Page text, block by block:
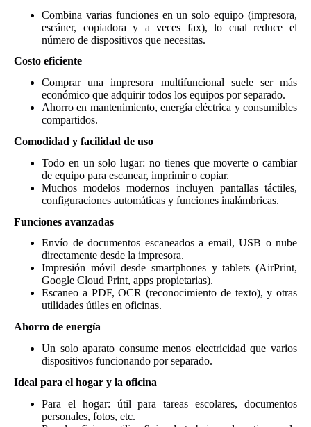
Combina varias funciones en un solo equipo (impresora,
escáner, copiadora y a veces fax), lo cual reduce el
número de dispositivos que necesitas.
Costo eficiente
Comprar una impresora multifuncional suele ser más
económico que adquirir todos los equipos por separado.
Ahorro en mantenimiento, energía eléctrica y consumibles
compartidos.
Comodidad y facilidad de uso
Todo en un solo lugar: no tienes que moverte o cambiar
de equipo para escanear, imprimir o copiar.
Muchos modelos modernos incluyen pantallas táctiles,
configuraciones automáticas y funciones inalámbricas.
Funciones avanzadas
Envío de documentos escaneados a email, USB o nube
directamente desde la impresora.
Impresión móvil desde smartphones y tablets (AirPrint,
Google Cloud Print, apps propietarias).
Escaneo a PDF, OCR (reconocimiento de texto), y otras
utilidades útiles en oficinas.
Ahorro de energía
Un solo aparato consume menos electricidad que varios
dispositivos funcionando por separado.
Ideal para el hogar y la oficina
Para el hogar: útil para tareas escolares, documentos
personales, fotos, etc.